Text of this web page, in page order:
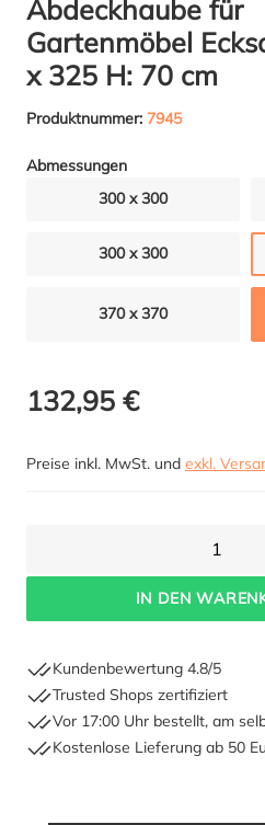
Abdeckhaube für
Gartenmöbel
x 325 H: 70 cm
Produktnummer: 7945
Abmessungen
300 x 300
300 x 300
370 x 370
132,95 €
Preise inkl. MwSt. und exkl.
1
IN DEN
Kundenbewertung 4.8/5
Trusted Shops zertifiziert
Vor 17:00 Uhr bestellt, am
Kostenlose Lieferung ab 50